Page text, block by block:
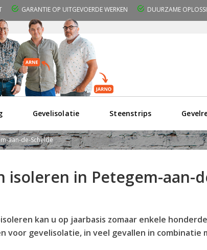
GARANTIE OP UITGEVOERDE WERKEN DUURZAME
Gevelisolatie Steenstrips
aan-de-Schelde
isoleren in Petegem-aan-
kan u op jaarbasis zomaar enkele
voor gevelisolatie, in veel gevallen in